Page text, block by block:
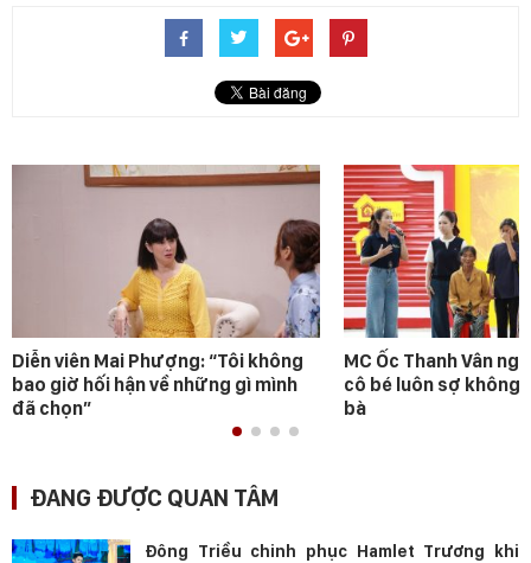
Diễn viên Mai Phượng: “Tôi không
bao giờ hối hận về những gì mình
đã chọn”
MC Ốc Thanh Vân
cô bé luôn sợ không
bà
ĐANG ĐƯỢC QUAN TÂM
Đông Triều chinh phục Hamlet Trương khi